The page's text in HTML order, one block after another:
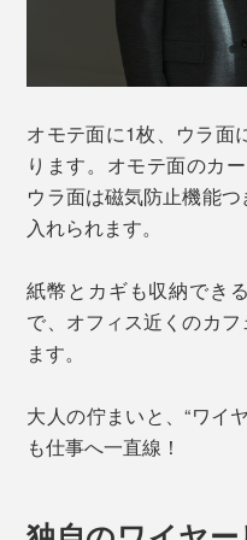
オモテ面に1枚、ウラ面
ります。オモテ面のカ
ウラ面は磁気防止機能
入れられます。
紙幣とカギも収納でき
で、オフィス近くのカ
ます。
大人の佇まいと、“ワイ
も仕事へ一直線！